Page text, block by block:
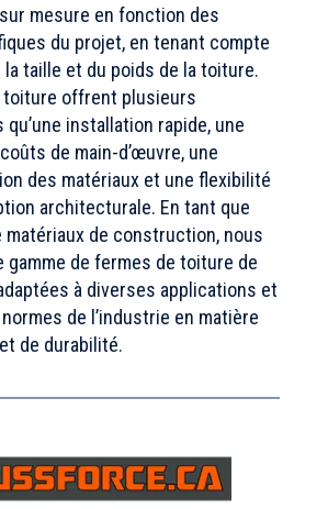
mesure en fonction des
du projet, en tenant compte
la taille et du poids de la toiture.
toiture offrent plusieurs
qu’une installation rapide, une
de main-d’œuvre, une
des matériaux et une flexibilité
architecturale. En tant que
de construction, nous
gamme de fermes de toiture de
à diverses applications et
de l’industrie en matière
de durabilité.